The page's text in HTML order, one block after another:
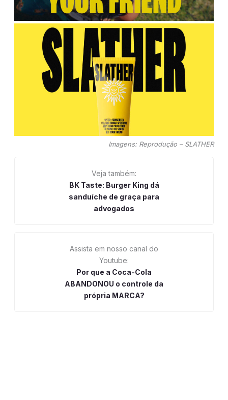
Imagens: Reprodução – SLATHER
Veja também:
BK Taste: Burger King dá
sanduíche de graça para
advogados
Assista em nosso canal do
Youtube:
Por que a Coca-Cola
ABANDONOU o controle da
própria MARCA?